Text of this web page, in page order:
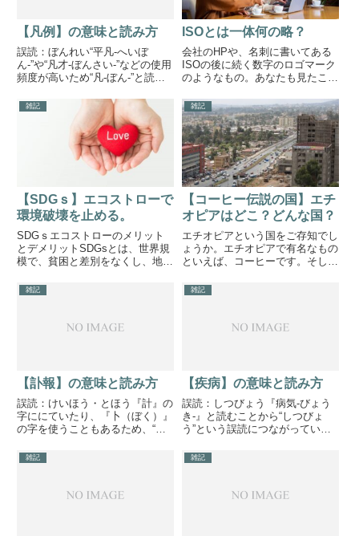
【凡例】の意味と読み方
誤読：ぼんれい“平凡-へいぼ
ん-”や“凡才-ぼんさい-”などの使用
頻度が高いため“凡-ぼん-”と読ま
よみますが、“ぼんよう”と読まれ
がちです。現代の予測変換は誤読
にも幅広く対応しているので『ぼ
んれい』と入力し...
ISOとは一体何の略？
会社のHPや、名刺に書いてある
ISOの後に続く数字のロゴマーク
のようなもの。あなたも見たこと
修や、取引先との会話の中で自分
の会社はISOを取得しています！
とか言っているし、自分の名刺に
も書いてある。でも、これっ...
雑記
【SDGｓ】エコストローで
環境破壊を止める。
SDGｓエコストローのメリット
とデメリットSDGsとは、世界規
模で、貧困と差別をなくし、地球
ようというものですが、今回は繰
り返し使用できる容器や器具など
す。今まで何気なく使ってきた
雑記
【コーヒー伝説の国】エチ
オピアはどこ？どんな国？
エチオピアという国をご存知でし
ょうか。エチオピアで有名なもの
といえば、コーヒーです。そして
内、代表的なものにダナギル砂漠
というものがあります。そして、
リー（カレー）を出すエチオピ
雑記
【訃報】の意味と読み方
誤読：けいほう・とほう『計』の
字ににていたり、『卜（ぼく）』
の字を使うこともあるため、“け
ます。人がなくなった際に言われ
なったことの知らせ。悲報は...
雑記
【疾病】の意味と読み方
誤読：しつびょう『病気-びょう
き-』と読むことから“しつびょ
う”という誤読につながっている
除く、いわゆる病気といわれるも
引き起こされるものを指しま
雑記 雑記